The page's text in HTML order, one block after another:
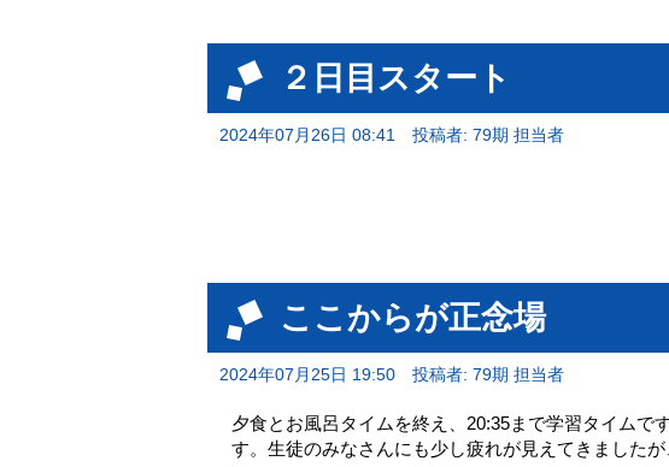
２日目スタート
2024年07月26日 08:41 投稿者: 79期 担当者
ここからが正念場
2024年07月25日 19:50 投稿者: 79期 担当者
夕食とお風呂タイムを終え、20:35まで学習タイム
す。生徒のみなさんにも少し疲れが見えてきましたが